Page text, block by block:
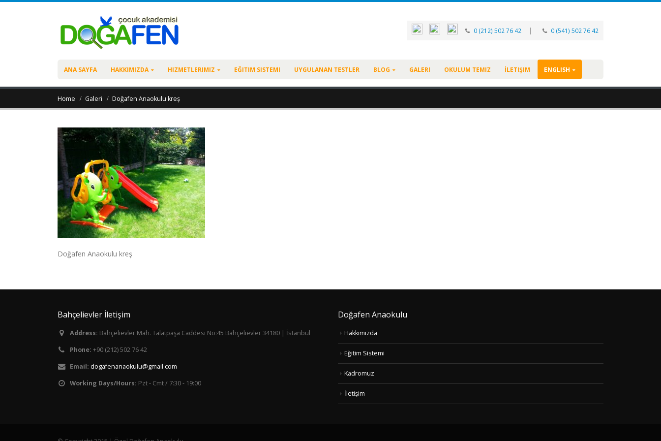
0 (212) 502 76 42 | 0 (541) 502 76 42
ANA SAYFA HAKKIMIZDA HIZMETLERIMIZ EĞITIM SISTEMI UYGULANAN TESTLER BLOG GALERI OKULUM TEMIZ İLETIŞIM ENGLISH
Home Galeri Doğafen Anaokulu kreş
Doğafen Anaokulu kreş
Bahçelievler İletişim
Address: Bahçelievler Mah. Talatpaşa Caddesi No:45 Bahçelievler 34180 | İstanbul
Phone: +90 (212) 502 76 42
Email: dogafenanaokulu@gmail.com
Working Days/Hours: Pzt - Cmt / 7:30 - 19:00
Doğafen Anaokulu
Hakkımızda
Eğitim Sistemi
Kadromuz
İletişim